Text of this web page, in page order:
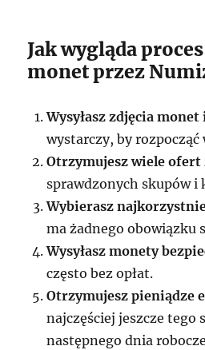
Jak wygląda
monet przez
Wysyłasz zdjęcia
wystarczy, by rozpocząć
Otrzymujesz wiele ofert
sprawdzonych skupów i
Wybierasz
ma żadnego obowiązku
Wysyłasz monety
często bez opłat.
Otrzymujesz pieniądze
najczęściej jeszcze tego
następnego dnia